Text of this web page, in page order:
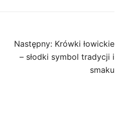
Następny: Krówki łowickie
– słodki symbol tradycji i
smaku